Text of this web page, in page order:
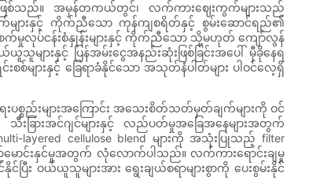
စ်သည်။ အမှန်တကယ်တွင်၊ လက်ကားဈေးကွက်များသည်
က်များနှင့် ကိုက်ညီသော ကုန်ကျစရိတ်နှင့် စွမ်းဆောင်ရည်၏
က်မှုလုပ်ငန်းစံနှုန်းများနှင့် ကိုက်ညီသော သို့မဟုတ် ကျော်လွန်
ားနှင့် ပြန်အမ်းငွေအနည်းဆုံးဖြစ်ခြင်းအပေါ် မှီခိုနေရ
ျားနှင့် ခြေရာခံနိုင်သော အသုတ်နံပါတ်များ ပါဝင်လေ့ရှိ
စ္စည်းများအကြောင်း အသေးစိတ်သတ်မှတ်ချက်များကို ဝင်
ြားအင်ဂျင်များနှင့် လည်ပတ်မှုအခြေအနေများအတွက်
layered cellulose blend များကို အသုံးပြုသည့် filter
ဉ်မောင်းနှင်မှုအတွက် လုံလောက်ပါသည်။ လက်ကားရောင်းချမှု
င်ပြီး ဝယ်ယူသူများအား ရွေးချယ်စရာများစွာကို ပေးစွမ်းနိုင်